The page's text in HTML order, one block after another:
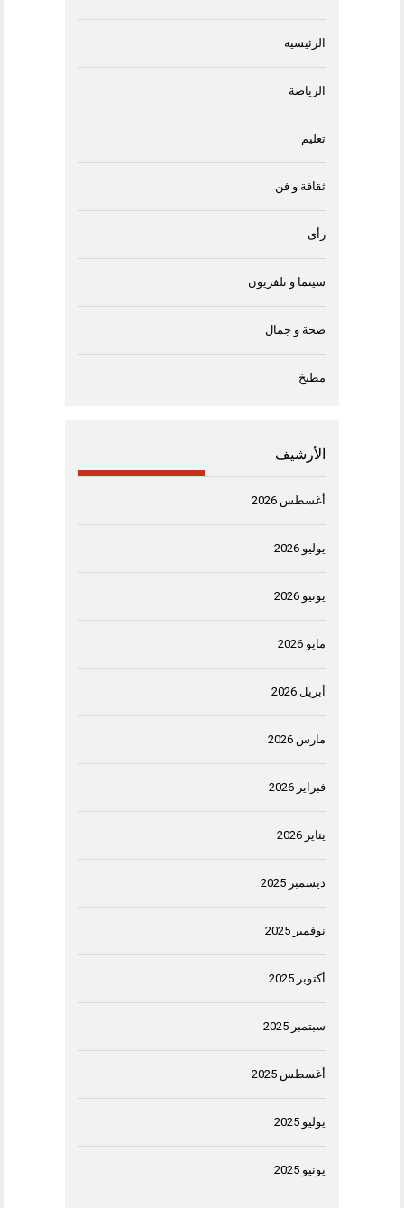
الرئيسية
الرياضة
تعليم
ثقافة و فن
رأى
سينما و تلفزيون
صحة و جمال
مطبخ
الأرشيف
أغسطس 2026
يوليو 2026
يونيو 2026
مايو 2026
أبريل 2026
مارس 2026
فبراير 2026
يناير 2026
ديسمبر 2025
نوفمبر 2025
أكتوبر 2025
سبتمبر 2025
أغسطس 2025
يوليو 2025
يونيو 2025